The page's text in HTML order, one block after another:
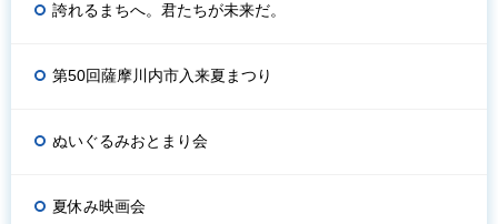
誇れるまちへ。君たちが未来だ。
第50回薩摩川内市入来夏まつり
ぬいぐるみおとまり会
夏休み映画会